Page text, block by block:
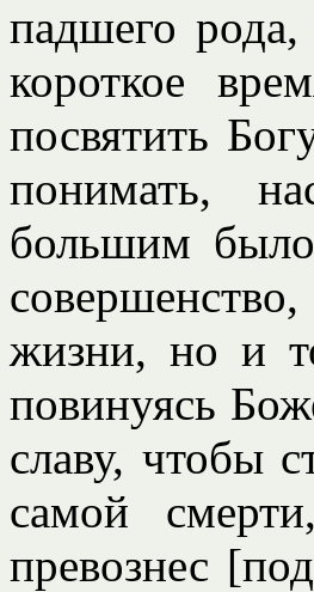
падшего
короткое
посвятить
понимать,
большим
жизни, но и
повинуясь
славу, чтобы
самой
превознес